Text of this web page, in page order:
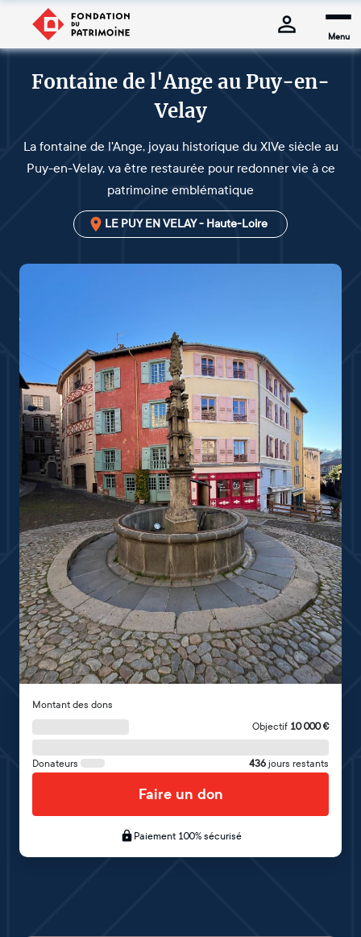
Menu
Fontaine de l'Ange au Puy-en-
Velay
La fontaine de l'Ange, joyau historique du XIVe siècle au
Puy-en-Velay, va être restaurée pour redonner vie à ce
patrimoine emblématique
LE PUY EN VELAY - Haute-Loire
Montant des dons
Objectif 10 000€
Donateurs 436 jours restants
Faire un don
Paiement 100% sécurisé